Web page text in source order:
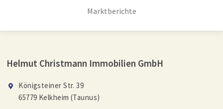
Marktberichte
Helmut Christmann Immobilien GmbH
Königsteiner Str. 39
65779 Kelkheim (Taunus)